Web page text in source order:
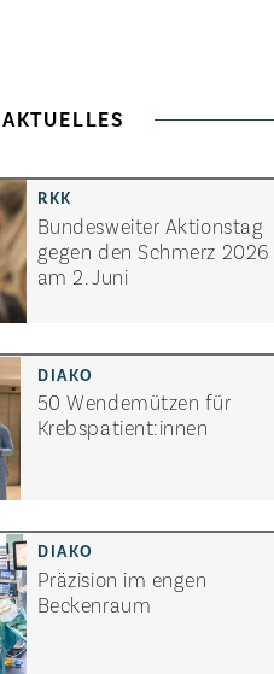
AKTUELLES
Bundesweiter Aktionstag
gegen den Schmerz 2026
am 2. Juni
50 Wendemützen für
Krebspatient:innen
Präzision im engen
Beckenraum